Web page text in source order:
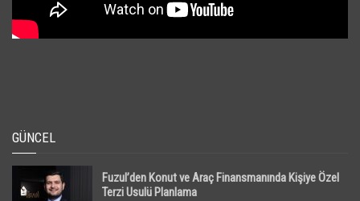
GÜNCEL
Fuzul’den Konut ve Araç Finansmanında Kişiye Özel
Terzi Usulü Planlama